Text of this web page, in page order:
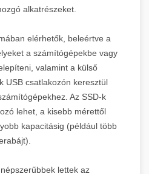
alkatrészeket.
elérhetők, beleértve a
a számítógépekbe vagy
valamint a külső
USB csatlakozón keresztül
Az SSD-k
lehet, a kisebb mérettől
kapacitásig (például több
lettek az